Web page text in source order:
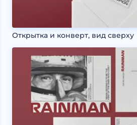
Открытка и конверт, вид сверху